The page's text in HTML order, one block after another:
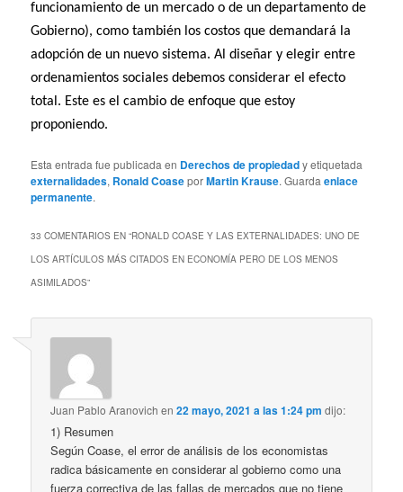
funcionamiento de un mercado o de un departamento de
Gobierno), como también los costos que demandará la
adopción de un nuevo sistema. Al diseñar y elegir entre
ordenamientos sociales debemos considerar el efecto
total. Este es el cambio de enfoque que estoy
proponiendo.
Esta entrada fue publicada en Derechos de propiedady etiquetada
externalidades, Ronald CoaseporMartin Krause. Guardaenlace
permanente.
33 COMENTARIOS EN “RONALD COASE Y LAS EXTERNALIDADES: UNO DE
LOS ARTÍCULOS MÁS CITADOS EN ECONOMÍA PERO DE LOS MENOS
ASIMILADOS”
Juan Pablo Aranovich en22 mayo, 2021 a las 1:24 pm dijo:
1) Resumen
Según Coase, el error de análisis de los economistas
radica básicamente en considerar al gobierno como una
fuerza correctiva de las fallas de mercados que no tiene